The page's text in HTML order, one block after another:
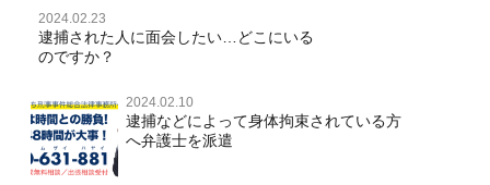
2024.02.23
逮捕された人に面会したい…どこにいる
のですか？
2024.02.10
逮捕などによって身体拘束されている方
へ弁護士を派遣